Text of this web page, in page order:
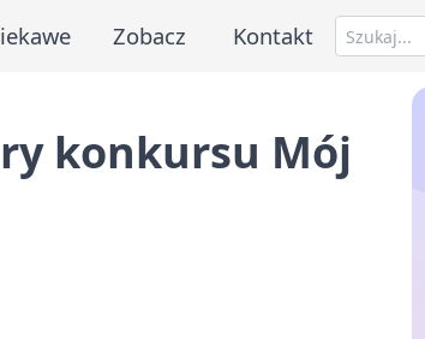
Zobacz Kontakt
konkursu Mój